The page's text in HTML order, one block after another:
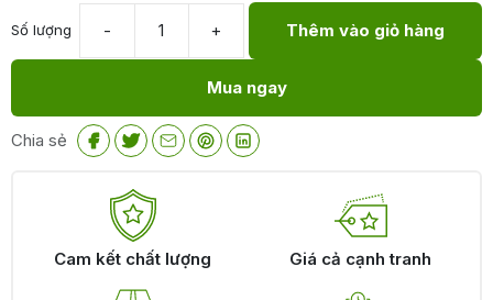
Số lượng -
chống
nắng
DBH
|
Kem
+ Thêm vào giỏ hàng
Mua ngay
Chia sẻ
Cam kết chất lượng Giá cả cạnh tranh